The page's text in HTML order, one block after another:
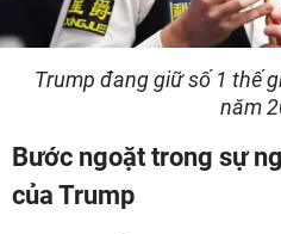
Trump đang giữ số 1 thế
năm
Bước ngoặt trong sự
của Trump